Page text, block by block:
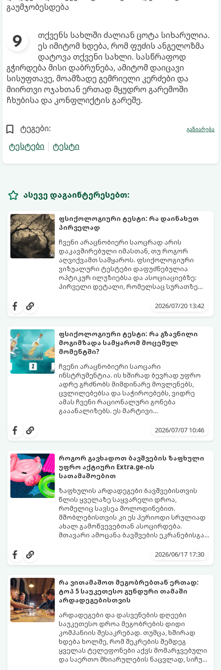
გაუმჯობესდება
თქვენს სახლში ძალიან ცოტა სიხარულია.
ეს იმიტომ ხდება, რომ ფუძის ანგელოზმა
დატოვა თქვენი სახლი. სასწრაფოდ
გჭირდება მისი დაბრუნება, ამიტომ დაიცავი
სისუფთავე, მოამზადე გემრიელი კერძები და
მიირთვი ოჯახთან ერთად მყუდრო გარემოში
ჩხუბისა და კონფლიქტის გარეშე.
ტეგები:
ტესტები
ტესტი
გაზიარება
ასევე დაგაინტერესებთ:
ფსიქოლოგიური ტესტი: რა დაინახეთ
პირველად
ჩვენი არაცნობიერი საოცრად არის
დაკავშირებული იმასთან, თუ როგორ
აღვიქვამთ სამყაროს. ფსიქოლოგიური
ვიზუალური ტესტები დაფუძნებულია
ოპტიკურ ილუზიებსა და ასოციაციებზე:
პირველი დეტალი, რომელსაც სურათზე
პიროვნების ფარულ მხარეებზე,2026/07/20 13:42
ფსიქოლოგიური ტესტი: რა გზავნილი
მოგიმზადა სამყარომ მოცემულ
მომენტში?
ჩვენი არაცნობიერი საოცარი
ინსტრუმენტია. ის ხშირად ბევრად უფრო
ადრე გრძნობს მიმდინარე მოვლენებს,
ცვლილებებსა და საჭიროებებს, ვიდრე
ამას ჩვენი რაციონალური გონება
გააანალიზებს. ეს მარტივი
ასოციაციურ აღქმაზეა დაფუძნებული,
თქვენთვის ცხოვრების ამ ეტაპზე.
აირჩიეთ სამი წერილიდან ის ერთი,
2026/07/07 10:46
როგორ გავხადოთ ბავშვების ზაფხული
უფრო აქტიური Extra.ge-ის
სათამაშოებით
ზაფხულის არდადეგები ბავშვებისთვის
წლის ყველაზე საყვარელი დროა,
რომელიც სავსეა მოლოდინებით.
მშობლებისთვის კი ეს პერიოდი სრულიად
ახალ გამოწვევებთან ასოცირდება.
მთავარი ამოცანა ბავშვების ეკრანებისგან
მიმართვაა. მნიშვნელოვანია მათთვის
ჯანსაღი რუტინა დასვენების დღეებშიც
აუცილებელია.
მარკეტფლეისი საქართველოში,
დაგეხმარებათ. აქ ყველა ასაკისა და
ინტერესის მქონე ბავშვისთვის მოიძებნება
იდეალური გასართობი საშუალება.
2026/06/17 17:30
რა ვითამაშოთ მეგობრებთან ერთად:
ტოპ 5 საუკეთესო გუნდური თამაში
არდადეგებისთვის
არდადეგები და დასვენების დღეები
საუკეთესო დროა მეგობრების დიდი
კომპანიის შესაკრებად. თუმცა, ხშირად
ხდება ხოლმე, რომ შეკრების შემდეგ
ყველას ტელეფონები აქვს მომარჯვებული
და საერთო მხიარულების ნაცვლად, სიჩუმე